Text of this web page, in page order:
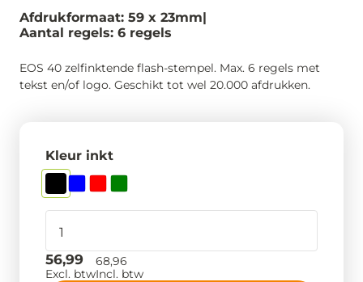
Afdrukformaat: 59 x 23mm
Aantal regels: 6 regels
EOS 40 zelfinktende flash-stempel. Max. 6 regels met
tekst en/of logo. Geschikt tot wel 20.000 afdrukken.
Kleur inkt
56,99
Excl. btw
68,96
Incl. btw